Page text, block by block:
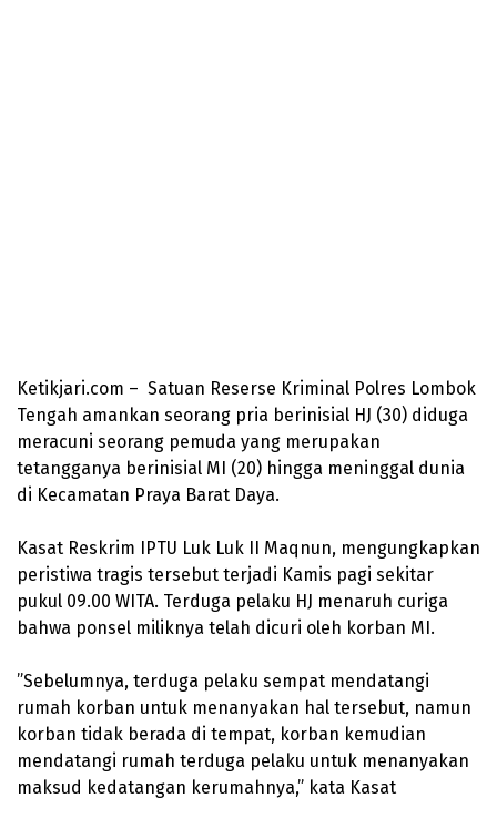
Ketikjari.com – Satuan Reserse Kriminal Polres Lombok
Tengah amankan seorang pria berinisial HJ (30) diduga
meracuni seorang pemuda yang merupakan
tetangganya berinisial MI (20) hingga meninggal dunia
di Kecamatan Praya Barat Daya.
‎Kasat Reskrim IPTU Luk Luk II Maqnun, mengungkapkan
peristiwa tragis tersebut terjadi Kamis pagi sekitar
pukul 09.00 WITA. Terduga pelaku HJ menaruh curiga
bahwa ponsel miliknya telah dicuri oleh korban MI.
‎”Sebelumnya, terduga pelaku sempat mendatangi
rumah korban untuk menanyakan hal tersebut, namun
korban tidak berada di tempat, korban kemudian
mendatangi rumah terduga pelaku untuk menanyakan
maksud kedatangan kerumahnya,” kata Kasat